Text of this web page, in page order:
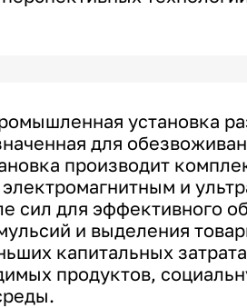
установка
для
производит
и
сил для эффективного
и выделения
капитальных
продуктов,